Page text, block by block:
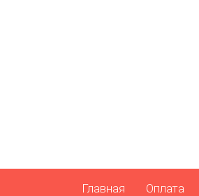
Главная Оплата